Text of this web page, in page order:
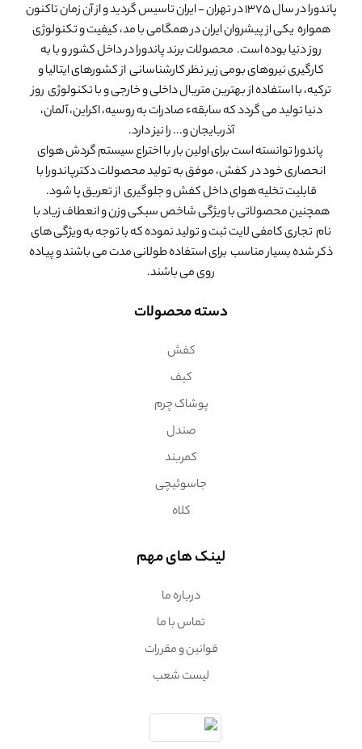
پاندورا در سال 1375 در تهران - ایران تاسیس گردید و از آن زمان تاکنون
همواره یکی از پیشروان ایران در همگامی با مد، کیفیت و تکنولوژی
روز دنیا بوده است. محصولات برند پاندورا در داخل کشور و با به
کارگیری نیروهای بومی زیر نظر کارشناسانی از کشورهای ایتالیا و
ترکیه، با استفاده از بهترین متریال داخلی و خارجی و با تکنولوژی روز
دنیا تولید می گردد که سابقهء صادرات به روسیه، اکراین، آلمان،
آذربایجان و... را نیز دارد.
پاندورا توانسته است برای اولین بار با اختراع سیستم گردش هوای
انحصاری خود در کفش، موفق به تولید محصولات دکترپاندورا با
قابلیت تخلیه هوای داخل کفش و جلوگیری از تعریق پا شود.
همچنین محصولاتی با ویژگی شاخص سبکی وزن و انعطاف زیاد با
نام تجاری کامفی لایت ثبت و تولید نموده که با توجه به ویژگی های
ذکر شده بسیار مناسب برای استفاده طولانی مدت می باشند و پیاده
روی می باشند.
دسته محصولات
کفش
کیف
پوشاک چرم
صندل
کمربند
جاسوئیچی
کلاه
لینک های مهم
درباره ما
تماس با ما
قوانین و مقررات
لیست شعب